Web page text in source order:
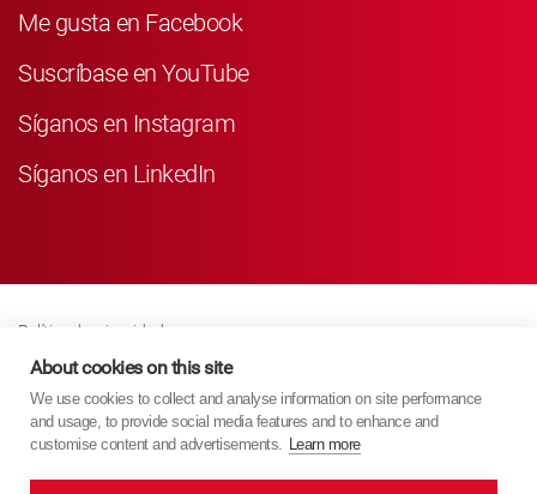
Me gusta en Facebook
Suscríbase en YouTube
Síganos en Instagram
Síganos en LinkedIn
Política de privacidad
Business Partner Privacy
Política De Cookies
Modern Slavery Act Policy
About cookies on this site
We use cookies to collect and analyse information on site performance
and usage, to provide social media features and to enhance and
customise content and advertisements. Learn more